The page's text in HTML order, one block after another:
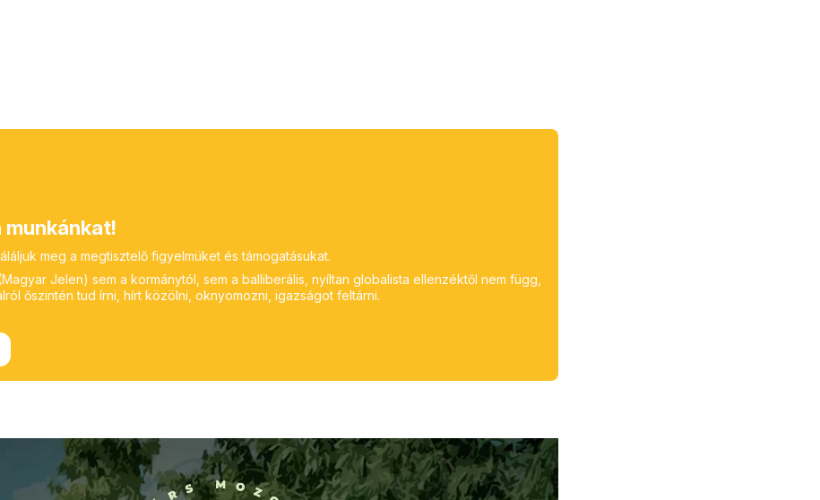
munkánkat!
meg a megtisztelő figyelmüket és támogatásukat.
Jelen) sem a kormánytól, sem a balliberális, nyíltan globalista ellenzéktől nem függ,
őszintén tud írni, hírt közölni, oknyomozni, igazságot feltárni.